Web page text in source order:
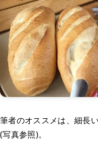
筆者のオススメは、細長
(写真参照)。